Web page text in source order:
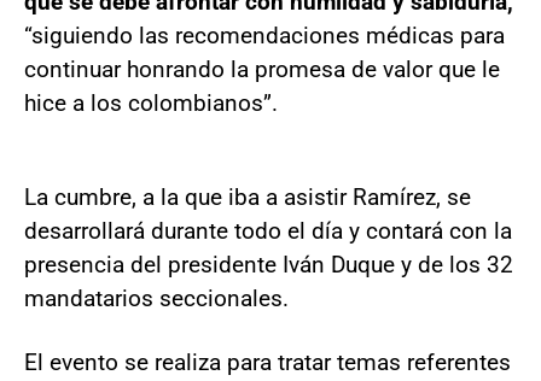
“siguiendo las recomendaciones médicas para
continuar honrando la promesa de valor que le
hice a los colombianos”.
La cumbre, a la que iba a asistir Ramírez, se
desarrollará durante todo el día y contará con la
presencia del presidente Iván Duque y de los 32
mandatarios seccionales.
El evento se realiza para tratar temas referentes